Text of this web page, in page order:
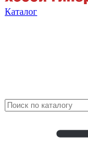
Каталог